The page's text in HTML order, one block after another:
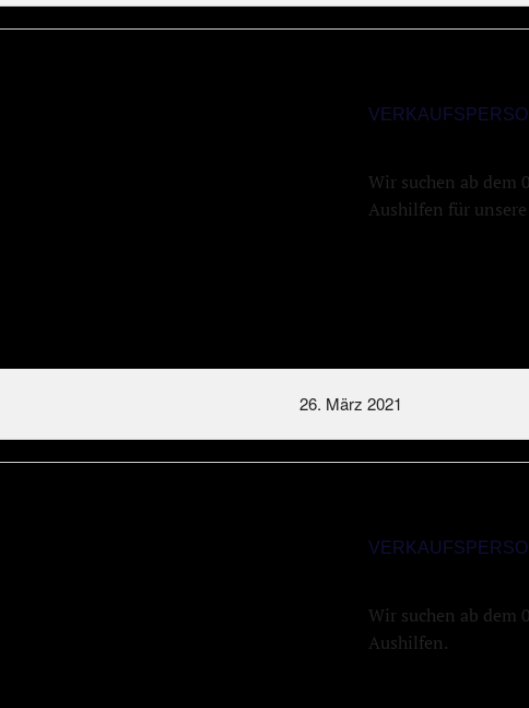
Wir suchen ab dem
Aushilfen für
26. März 2021
Wir suchen ab
Aushilfen.